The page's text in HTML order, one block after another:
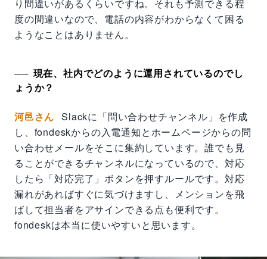
り間違いがあるくらいですね。それも予測できる程
度の間違いなので、電話の内容がわからなくて困る
ようなことはありません。
現在、社内でどのように運用されているのでし
ょうか？
河邑さん Slackに「問い合わせチャンネル」を作成
し、fondeskからの入電通知とホームページからの問
い合わせメールをそこに集約しています。誰でも見
ることができるチャンネルになっているので、対応
したら「対応完了」ボタンを押すルールです。対応
漏れがあればすぐに気づけますし、メンションを飛
ばして担当者をアサインできる点も便利です。
fondeskは本当に使いやすいと思います。